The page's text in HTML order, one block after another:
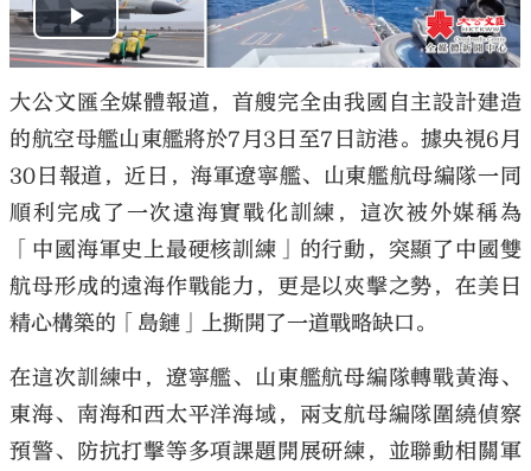
大公文匯全媒體報道，首艘完全由我國自主設計建造
的航空母艦山東艦將於7月3日至7日訪港。據央視6月
30日報道，近日，海軍遼寧艦、山東艦航母編隊一同
順利完成了一次遠海實戰化訓練，這次被外媒稱為
「中國海軍史上最硬核訓練」的行動，突顯了中國雙
航母形成的遠海作戰能力，更是以夾擊之勢，在美日
精心構築的「島鏈」上撕開了一道戰略缺口。
在這次訓練中，遼寧艦、山東艦航母編隊轉戰黃海、
東海、南海和西太平洋海域，兩支航母編隊圍繞偵察
預警、防抗打擊等多項課題開展研練，並聯動相關軍